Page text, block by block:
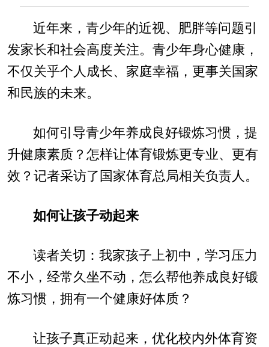
近年来，青少年的近视、肥胖等问题引
发家长和社会高度关注。青少年身心健康，
不仅关乎个人成长、家庭幸福，更事关国家
和民族的未来。
如何引导青少年养成良好锻炼习惯，提
升健康素质？怎样让体育锻炼更专业、更有
效？记者采访了国家体育总局相关负责人。
如何让孩子动起来
读者关切：我家孩子上初中，学习压力
不小，经常久坐不动，怎么帮他养成良好锻
炼习惯，拥有一个健康好体质？
让孩子真正动起来，优化校内外体育资